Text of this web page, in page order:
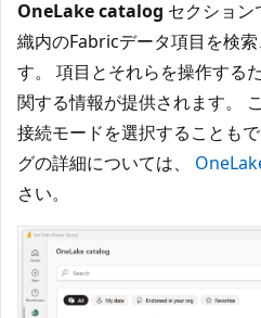
OneLake catalog セクション
織内のFabricデータ項目を検
す。 項目とそれらを操作する
関する情報が提供されます。
接続モードを選択することも
グの詳細については、
さい。